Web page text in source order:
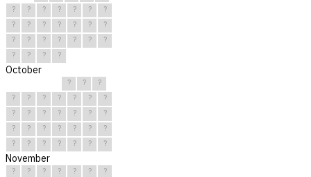
?
? ? ? ? ?
?
?
? ? ? ? ?
?
?
? ? ? ? ?
?
?
? ? ?
October
? ?
?
?
? ? ? ? ?
?
?
? ? ? ? ?
?
?
? ? ? ? ?
?
?
? ? ? ? ? ?
November
? ? ? ? ? ?
?